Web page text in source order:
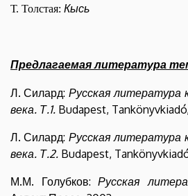
Т. Толстая: Кысь
Предлагаемая литература
Л. Силард: Русская литература
века. Т.1. Budapest,
Л. Силард: Русская литература
века. Т.2. Budapest,
М.М. Голубков:Русская